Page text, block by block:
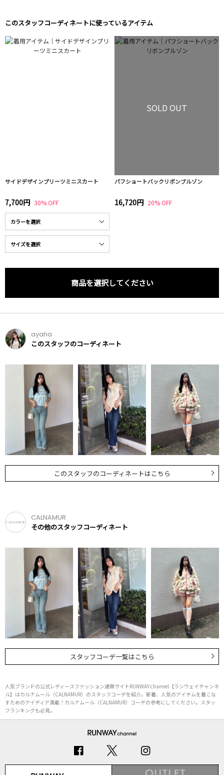
このスタッフコーディネートに使っているアイテム
サイドデザインプリーツミニスカート
7,700円 30% OFF
SOLD OUT
パフショートバックリボンブルゾン
16,720円 20% OFF
商品を選択してください
ayaha
このスタッフのコーディネート
このスタッフのコーディネートはこちら
CALNAMUR
その他のスタッフコーディネート
スタッフコーデ一覧はこちら
人気ブランドの公式レディースファッション通販サイトRUNWAY channel【ランウェイチャンネ
ル】はカルナムール（CALNAMUR）のスタッフコーデを紹介。新着、人気のアイテムを着こな
すためのアイディア満載！カルナムール（CALNAMUR）コーデの参考にしてください。スタッ
フランキングも必見。